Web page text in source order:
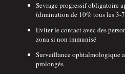
Sevrage progressif obligatoire
(diminution de 10% tous les 3-
Éviter le contact avec des
zona si non immunisé
Surveillance ophtalmologique
prolongés